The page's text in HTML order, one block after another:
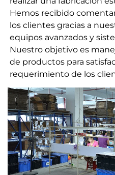
Hemos recibido
los clientes gracias a
equipos avanzados y
Nuestro objetivo es
de productos para
requerimiento de los